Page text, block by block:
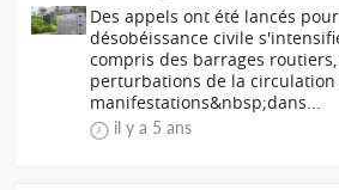
Des appels ont été lancés
désobéissance civile
compris des barrages routiers,
perturbations de la circulation
manifestations&nbsp;dans...
il y a 5 ans